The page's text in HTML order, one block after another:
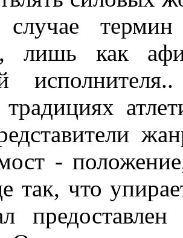
термин
лишь как
-
так, что